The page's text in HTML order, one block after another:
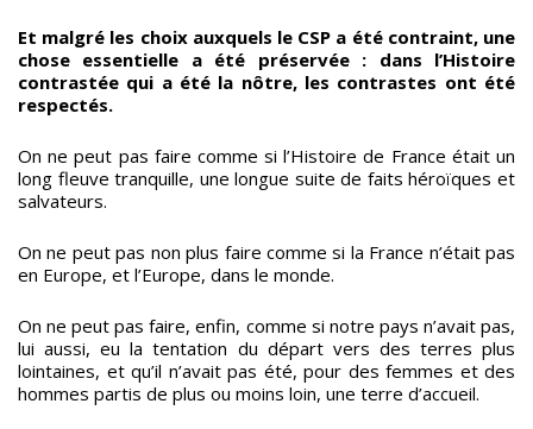
Et malgré les choix auxquels le CSP a été contraint, une
chose essentielle a été préservée : dans l’Histoire
contrastée qui a été la nôtre, les contrastes ont été
respectés.
On ne peut pas faire comme si l’Histoire de France était un
long fleuve tranquille, une longue suite de faits héroïques et
salvateurs.
On ne peut pas non plus faire comme si la France n’était pas
en Europe, et l’Europe, dans le monde.
On ne peut pas faire, enfin, comme si notre pays n’avait pas,
lui aussi, eu la tentation du départ vers des terres plus
lointaines, et qu’il n’avait pas été, pour des femmes et des
hommes partis de plus ou moins loin, une terre d’accueil.